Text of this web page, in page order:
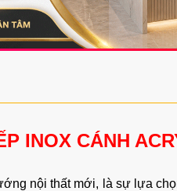
INOX CÁNH
nội thất mới, là sự lựa